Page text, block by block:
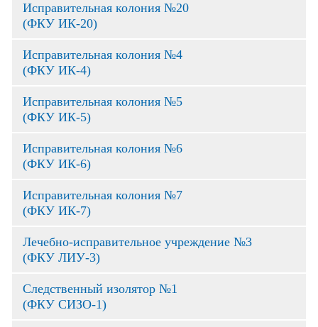
Исправительная колония №20
(ФКУ ИК-20)
Исправительная колония №4
(ФКУ ИК-4)
Исправительная колония №5
(ФКУ ИК-5)
Исправительная колония №6
(ФКУ ИК-6)
Исправительная колония №7
(ФКУ ИК-7)
Лечебно-исправительное учреждение №3
(ФКУ ЛИУ-3)
Следственный изолятор №1
(ФКУ СИЗО-1)